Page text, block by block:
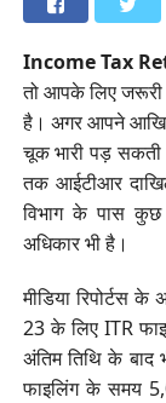
Income Tax
तो आपके लिए
है। अगर आपने
चूक भारी पड़ सकती
तक आईटीआर
विभाग के पास कुछ
अधिकार भी है।
मीडिया रिपोर्टस
23 के लिए ITR
अंतिम तिथि के
फाइलिंग के समय